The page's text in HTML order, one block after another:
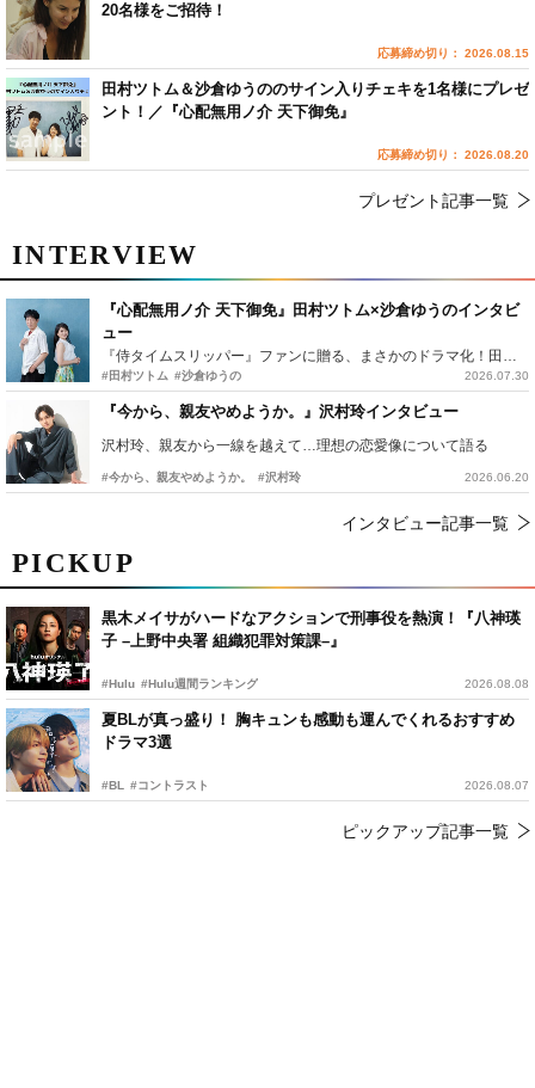
PICKUP
黒木メイサがハードなアクションで刑事役を熱演！『八神瑛
子 –上野中央署 組織犯罪対策課–』
#Hulu #Hulu週間ランキング 2026.08.08
夏BLが真っ盛り！ 胸キュンも感動も運んでくれるおすすめ
ドラマ3選
#BL #コントラスト 2026.08.07
ピックアップ記事一覧
INTERVIEW
『心配無用ノ介 天下御免』田村ツトム×沙倉ゆうのインタビ
ュー
#田村ツトム #沙倉ゆうの 2026.07.30
『今から、親友やめようか。』沢村玲インタビュー
沢村玲、親友から一線を越えて…理想の恋愛像について語る
#今から、親友やめようか。 #沢村玲 2026.06.20
インタビュー記事一覧
20名様をご招待！
応募締め切り： 2026.08.15
田村ツトム＆沙倉ゆうののサイン入りチェキを1名様にプレゼ
ント！／『心配無用ノ介 天下御免』
応募締め切り： 2026.08.20
プレゼント記事一覧